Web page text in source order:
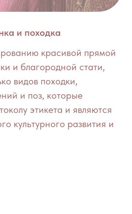
и походка
красивой прямой
и благородной стати,
видов походки,
и поз, которые
этикета и являются
культурного развития и